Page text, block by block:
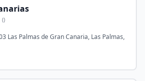
()
Las Palmas de Gran Canaria, Las Palmas,